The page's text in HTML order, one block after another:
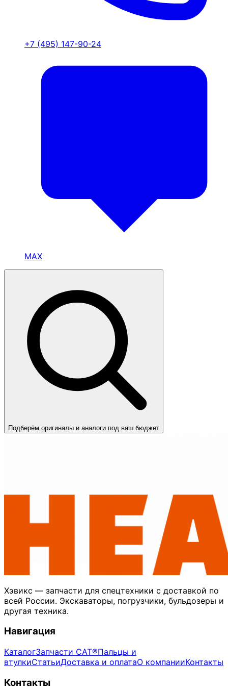
+7 (495) 147-90-24
MAX
Подберём оригиналы и аналоги под ваш бюджет
Хэвикс — запчасти для спецтехники с доставкой по
всей России. Экскаваторы, погрузчики, бульдозеры и
другая техника.
Навигация
КаталогЗапчасти CAT®Пальцы и
втулкиСтатьиДоставка и оплатаО компанииКонтакты
Контакты